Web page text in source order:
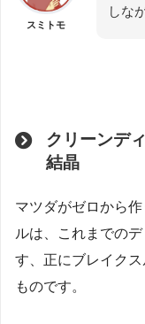
スミトモ
しな
クリーンデ
結晶
マツダがゼロから
ルは、これまでの
す、正にブレイク
ものです。